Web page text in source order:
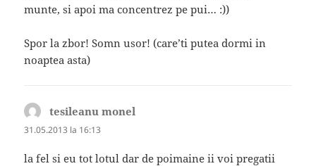
munte, si apoi ma concentrez pe pui… :))
Spor la zbor! Somn usor! (care’ti putea dormi in
noaptea asta)
tesileanu monel
31.05.2013 la 16:13
la fel si eu tot lotul dar de poimaine ii voi pregatii